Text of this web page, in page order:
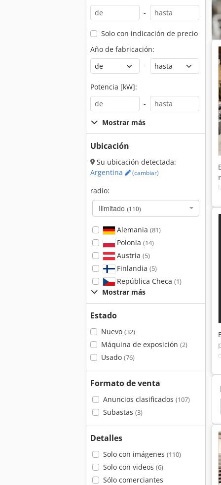
-
Solo con indicación de precio
Año de fabricación:
-
Potencia [kW]:
-
Mostrar más
Ubicación
Su ubicación detectada:
Argentina
(cambiar)
radio:
Ilimitado (110)
Alemania (81)
Polonia (14)
Austria (5)
Finlandia (5)
República Checa (1)
Mostrar más
Estado
Nuevo (32)
Máquina de exposición (2)
Usado (76)
Formato de venta
Anuncios clasificados (107)
Subastas (3)
Detalles
Solo con imágenes (110)
Solo con videos (6)
Sólo comerciantes
Escuadradora España Escuadradora